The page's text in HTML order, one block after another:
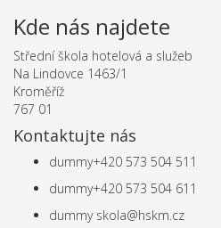
Kde nás najdete
Střední škola hotelová a služeb
Na Lindovce 1463/1
Kroměříž
767 01
Kontaktujte nás
dummy+420 573 504 511
dummy+420 573 504 611
dummyskola@hskm.cz